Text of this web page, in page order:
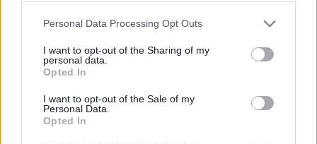
Personal Data Processing Opt Outs
I want to opt-out of the Sharing of my
personal data.
Opted In
I want to opt-out of the Sale of my
Personal Data.
Opted In